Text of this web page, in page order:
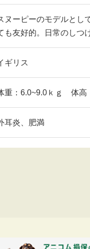
ヌーピーのモデルとし
も友好的。日常のしつ
ギリス
重：6.0~9.0ｋｇ 体高
耳炎、肥満